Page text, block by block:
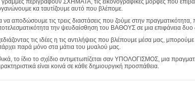
γραμμές περιγράφουν ΣΧΗΜΑΤΑ, τις εικονογραφικές μορφές που
κα ταυτίζουμε αυτό που βλέπομε.
να αποδώσουμε τις τρεις διαστάσεις που ζούμε στην
την ψευδαίσθηση του ΒΑΘΟΥΣ σε μια επιφάνεια δυο
τις ιδέες η τις αντιλήψεις που βλέπουμε μέσα μας,
παρά μόνο στα μάτια του μυαλού μας.
το ίδιο το σχέδιο αντιμετωπίζεται σαν ΥΠΟΛΟΓΙΣΜΟΣ, μια
είναι κοινά σε κάθε δημιουργική προσπάθεια.